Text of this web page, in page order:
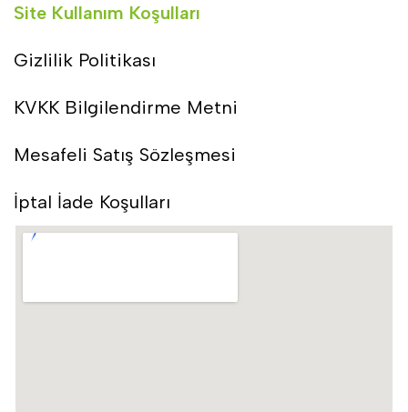
Site Kullanım Koşulları
Gizlilik Politikası
KVKK Bilgilendirme Metni
Mesafeli Satış Sözleşmesi
İptal İade Koşulları